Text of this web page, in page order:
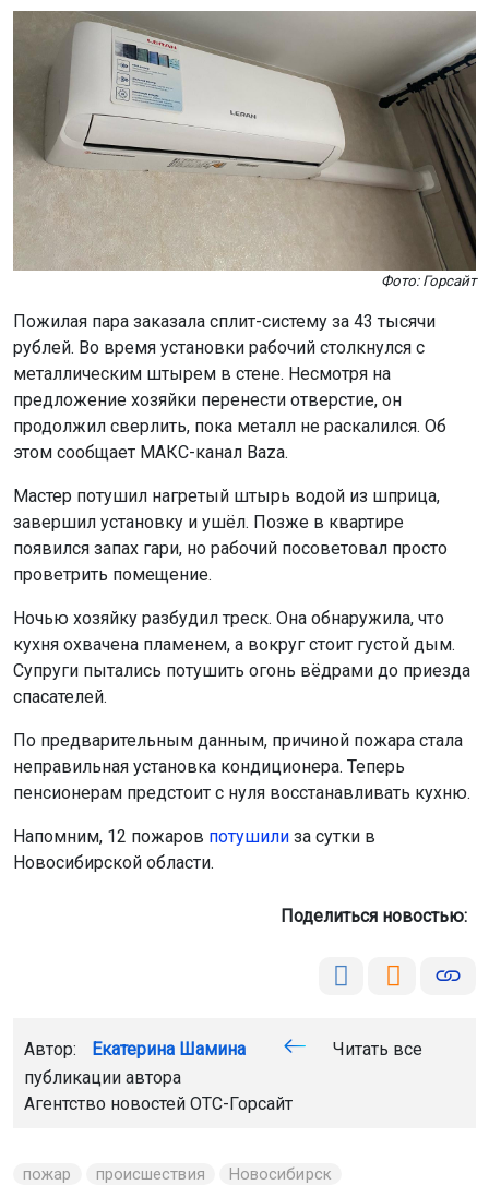
Фото: Горсайт
Пожилая пара заказала сплит-систему за 43 тысячи
рублей. Во время установки рабочий столкнулся с
металлическим штырем в стене. Несмотря на
предложение хозяйки перенести отверстие, он
продолжил сверлить, пока металл не раскалился. Об
этом сообщает МАКС-канал Baza.
Мастер потушил нагретый штырь водой из шприца,
завершил установку и ушёл. Позже в квартире
появился запах гари, но рабочий посоветовал просто
проветрить помещение.
Ночью хозяйку разбудил треск. Она обнаружила, что
кухня охвачена пламенем, а вокруг стоит густой дым.
Супруги пытались потушить огонь вёдрами до приезда
спасателей.
По предварительным данным, причиной пожара стала
неправильная установка кондиционера. Теперь
пенсионерам предстоит с нуля восстанавливать кухню.
Напомним, 12 пожаров потушили за сутки в
Новосибирской области.
Поделиться новостью:
Автор: Екатерина Шамина
Читать все
публикации автора
Агентство новостей ОТС-Горсайт
пожар происшествия Новосибирск